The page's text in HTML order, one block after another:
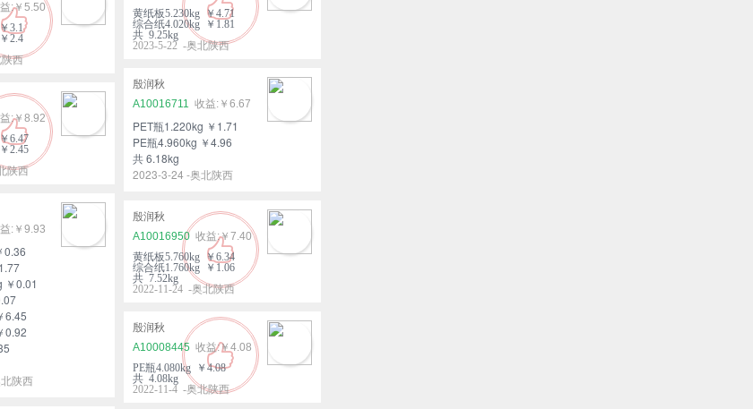
黄纸板5.230kg ￥4.71
综合纸4.020kg ￥1.81
共 9.25kg
2023-5-22 -奥北陕西
￥5.50
3.1
2.4
陕西
殷润秋
A10016711
￥6.67
PET瓶1.220kg ￥1.71
PE瓶4.960kg ￥4.96
共 6.18kg
2023-3-24 -奥北陕西
￥8.92
6.47
2.45
陕西
￥9.93
0.36
￥0.01
6.45
0.92
陕西
殷润秋
A10016950
￥7.40
黄纸板5.760kg ￥6.34
综合纸1.760kg ￥1.06
共 7.52kg
2022-11-24 -奥北陕西
殷润秋
A10008445
￥4.08
PE瓶4.080kg ￥4.08
共 4.08kg
2022-11-4 -奥北陕西